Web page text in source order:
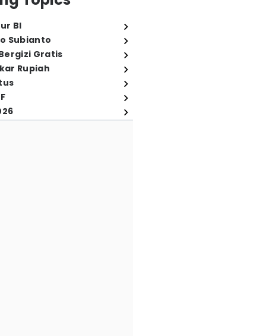
BI
Subianto
Gratis
Rupiah